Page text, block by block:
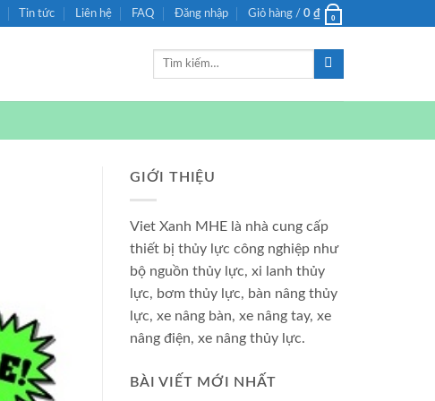
Tin tức Liên hệ FAQ Đăng nhập Giỏ hàng / 0 ₫ 0
Tìm
GIỚI THIỆU
Viet Xanh MHE là nhà cung cấp
thiết bị thủy lực công nghiệp như
bộ nguồn thủy lực, xi lanh thủy
lực, bơm thủy lực, bàn nâng thủy
lực, xe nâng bàn, xe nâng tay, xe
nâng điện, xe nâng thủy lực.
BÀI VIẾT MỚI NHẤT